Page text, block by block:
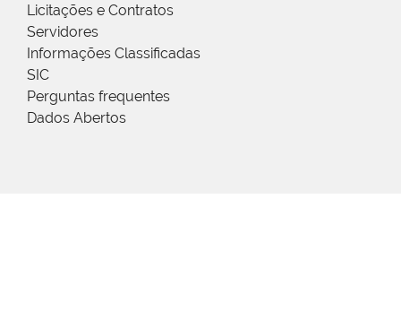
Licitações e Contratos
Servidores
Informações Classificadas
SIC
Perguntas frequentes
Dados Abertos